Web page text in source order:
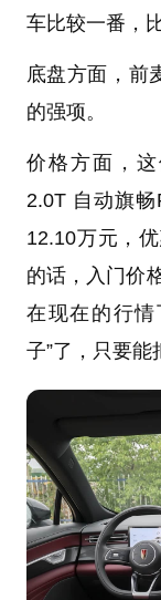
车比较一番，
底盘方面，前
的强项。
价格方面，
2.0T 自动旗
12.10万元，
的话，入门价
在现在的行
子”了，只要能